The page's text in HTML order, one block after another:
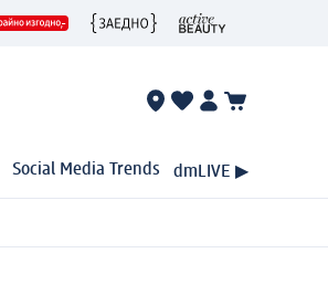
Social Media Trends dmLIVE ▶